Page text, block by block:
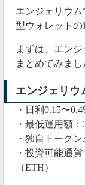
まだ以前のプ
に、新しいプ
ょうか。
今回も中途半
今すぐ稼ぎた
投資に乗り換
2020年01月27日
新コンテン
エンジェリウ
型ウォレットの
まずは、エン
まとめてみまし
エンジェリウ
・日利0.15〜
・最低運用額
・独自トーク
・投資可能通
（ETH）